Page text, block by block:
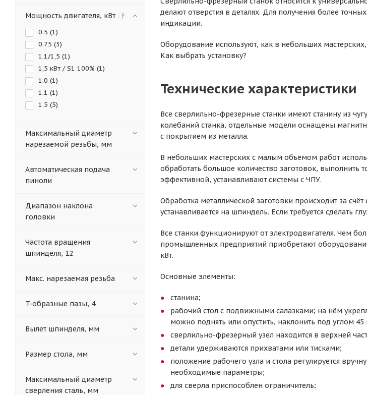
делают отверстия в деталях. Для получения более
индикации.
Оборудование используют, как в небольших
Как выбрать установку?
Технические характеристики
Все сверлильно-фрезерные станки имеют станину из
колебаний станка, отдельные модели оснащены
с покрытием из металла.
В небольших мастерских с малым объёмом работ
обработать большое количество заготовок, выполнить
эффективной, устанавливают системы с ЧПУ.
Обработка металлической заготовки происходит за
устанавливается на шпиндель. Если требуется сделать
Все станки функционируют от электродвигателя. Чем
промышленных предприятий приобретают
кВт.
Основные элементы:
станина;
рабочий стол с подвижными салазками; на нём
можно поднять или опустить, наклонить под углом 45
сверлильно-фрезерный узел находится в верхней
детали удерживаются прихватами или тисками;
положение рабочего узла и стола регулируется
необходимые параметры;
для сверла приспособлен ограничитель;
Мощность двигателя, кВт ?
0.5 (1)
0.75 (3)
1,1/1,5 (1)
1,5 кВт / S1 100% (1)
1.0 (1)
1.1 (1)
1.5 (5)
Максимальный диаметр
нарезаемой резьбы, мм
Автоматическая подача
пиноли
Диапазон наклона
головки
Частота вращения
шпинделя, 12
Макс. нарезаемая резьба
T-образные пазы, 4
Вылет шпинделя, мм
Размер стола, мм
Максимальный диаметр
сверления сталь, мм